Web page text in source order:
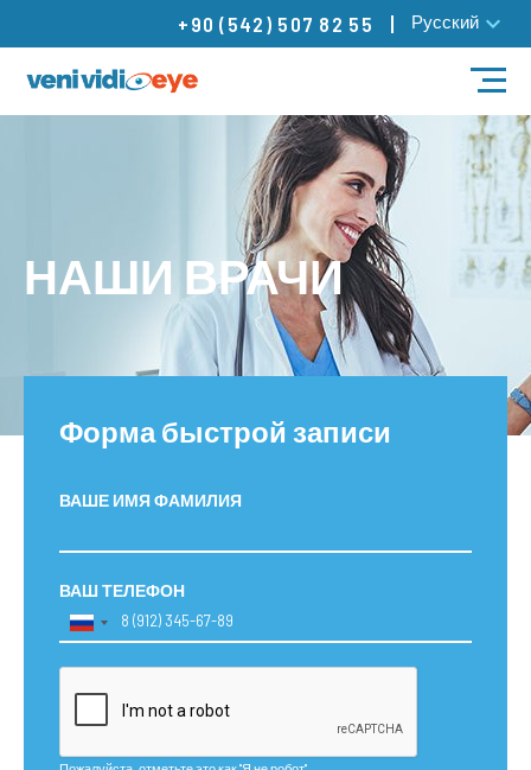
+90 (542) 507 82 55 Русский
ЛЕЧЕНИЕ
НАШИ ВРАЧИ
НАШИ ЦЕНТРЫ
Контакты
НАШИ ВРАЧИ
Форма быстрой записи
ВАШЕ ИМЯ ФАМИЛИЯ
ВАШ ТЕЛЕФОН